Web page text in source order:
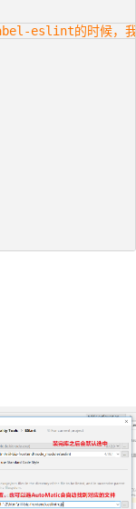
eslint的时候，